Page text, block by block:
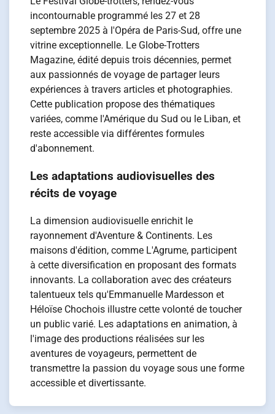
incontournable programmé les 27 et 28
septembre 2025 à l'Opéra de Paris-Sud, offre une
vitrine exceptionnelle. Le Globe-Trotters
Magazine, édité depuis trois décennies, permet
aux passionnés de voyage de partager leurs
expériences à travers articles et photographies.
Cette publication propose des thématiques
variées, comme l'Amérique du Sud ou le Liban, et
reste accessible via différentes formules
d'abonnement.
Les adaptations audiovisuelles des
récits de voyage
La dimension audiovisuelle enrichit le
rayonnement d'Aventure & Continents. Les
maisons d'édition, comme L'Agrume, participent
à cette diversification en proposant des formats
innovants. La collaboration avec des créateurs
talentueux tels qu'Emmanuelle Mardesson et
Héloïse Chochois illustre cette volonté de toucher
un public varié. Les adaptations en animation, à
l'image des productions réalisées sur les
aventures de voyageurs, permettent de
transmettre la passion du voyage sous une forme
accessible et divertissante.